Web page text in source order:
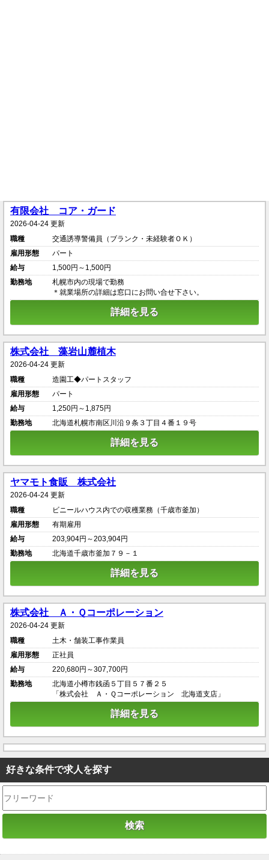
有限会社 コア・ガード
2026-04-24 更新
職種
交通誘導警備員（ブランク・未経験者ＯＫ）
雇用形態
パート
給与
1,500円～1,500円
勤務地
札幌市内の現場で勤務
＊就業場所の詳細は窓口にお問い合せ下さい。
詳細を見る
株式会社 藻岩山麓植木
2026-04-24 更新
職種
造園工◆パートスタッフ
雇用形態
パート
給与
1,250円～1,875円
勤務地
北海道札幌市南区川沿９条３丁目４番１９号
詳細を見る
ヤマモト食販 株式会社
2026-04-24 更新
職種
ビニールハウス内での収穫業務（千歳市釜加）
雇用形態
有期雇用
給与
203,904円～203,904円
勤務地
北海道千歳市釜加７９－１
詳細を見る
株式会社 Ａ・Ｑコーポレーション
2026-04-24 更新
職種
土木・舗装工事作業員
雇用形態
正社員
給与
220,680円～307,700円
勤務地
北海道小樽市銭函５丁目５７番２５
「株式会社 Ａ・Ｑコーポレーション 北海道支店」
詳細を見る
好きな条件で求人を探す